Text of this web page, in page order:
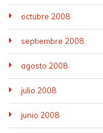
octubre 2008
septiembre 2008
agosto 2008
julio 2008
junio 2008